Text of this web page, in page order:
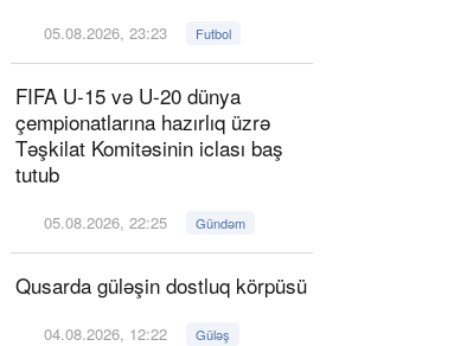
05.08.2026, 23:23 Futbol
FIFA U-15 və U-20 dünya
çempionatlarına hazırlıq üzrə
Təşkilat Komitəsinin iclası baş
tutub
05.08.2026, 22:25 Gündəm
Qusarda güləşin dostluq körpüsü
04.08.2026, 12:22 Güləş